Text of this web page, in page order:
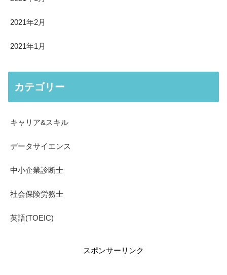
2021年2月
2021年1月
カテゴリー
キャリア&スキル
データサイエンス
中小企業診断士
社会保険労務士
英語(TOEIC)
スポンサーリンク